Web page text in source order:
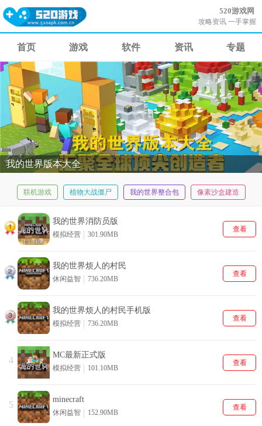
520游戏网
攻略资讯 一手掌握
首页 游戏 软件 资讯 专题
我的世界版本大全
联机游戏 植物大战僵尸 我的世界整合包 像素沙盒建造
我的世界消防员版
模拟经营 301.90MB
查看
我的世界烦人的村民
休闲益智 736.20MB
查看
我的世界烦人的村民手机版
模拟经营 736.20MB
查看
4
MC最新正式版
模拟经营 101.10MB
查看
5
minecraft
休闲益智 152.90MB
查看